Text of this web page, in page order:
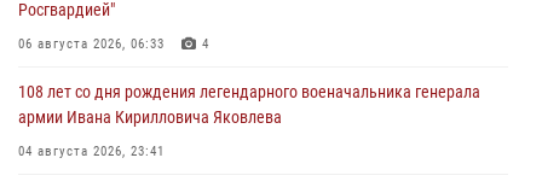
Росгвардией"
06 августа 2026, 06:33 4
108 лет со дня рождения легендарного военачальника генерала
армии Ивана Кирилловича Яковлева
04 августа 2026, 23:41